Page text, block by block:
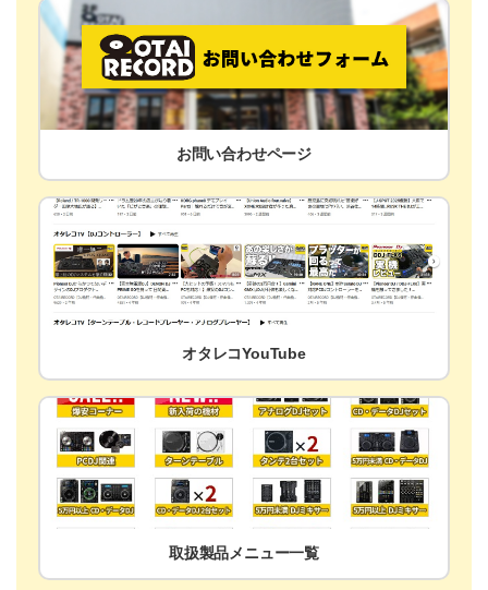
お問い合わせページ
オタレコYouTube
取扱製品メニュー一覧